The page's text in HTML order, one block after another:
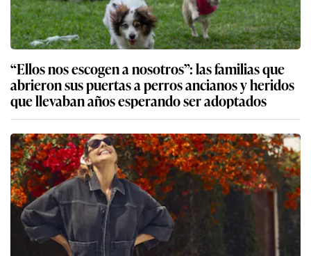
“Ellos nos escogen a nosotros”: las familias que
abrieron sus puertas a perros ancianos y heridos
que llevaban años esperando ser adoptados